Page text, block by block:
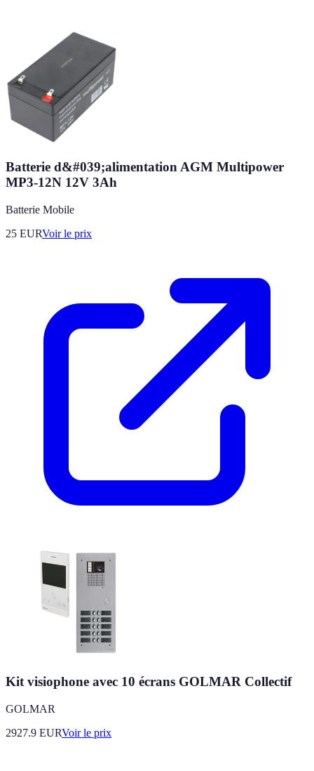
Batterie d&#039;alimentation AGM Multipower
MP3-12N 12V 3Ah
Batterie Mobile
25 EURVoir le prix
Kit visiophone avec 10 écrans GOLMAR Collectif
GOLMAR
2927.9 EURVoir le prix